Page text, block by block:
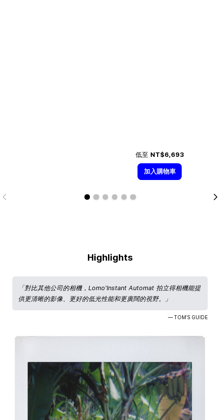
低至 NT$6,693
加入購物車
Highlights
「對比其他公司的相機，Lomo'Instant Automat 拍立得相機能提
供更清晰的影像、更好的低光性能和更廣闊的視野。」
— TOM’S GUIDE